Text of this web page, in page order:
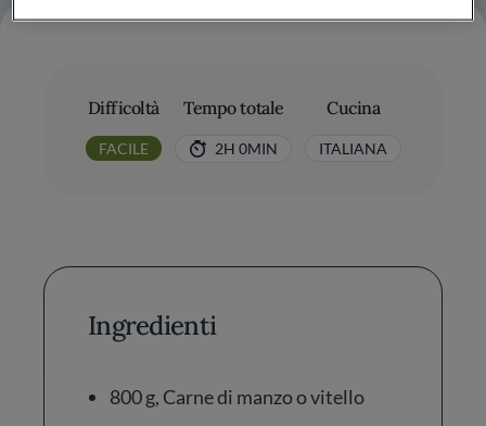
Difficoltà
FACILE
Tempo totale
2H 0MIN
Cucina
ITALIANA
Ingredienti
800 g, Carne di manzo o vitello